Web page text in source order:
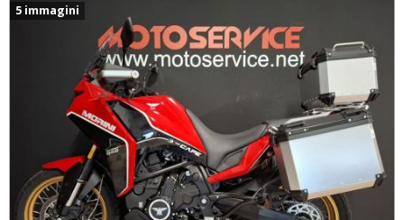
5 immagini